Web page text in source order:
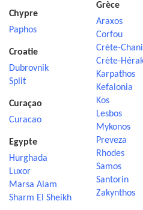
Chypre
Paphos
Croatie
Dubrovnik
Split
Curaçao
Curacao
Egypte
Hurghada
Luxor
Marsa Alam
Sharm El Sheikh
Grèce
Araxos
Corfou
Crète-
Crète-
Karpathos
Kefalonia
Kos
Lesbos
Mykonos
Preveza
Rhodes
Samos
Santorin
Zakynthos